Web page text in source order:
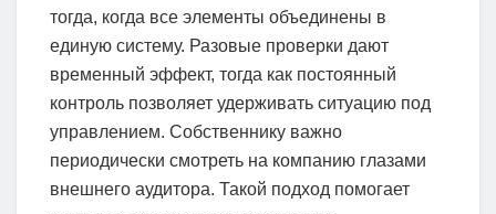
тогда, когда все элементы объединены в
единую систему. Разовые проверки дают
временный эффект, тогда как постоянный
контроль позволяет удерживать ситуацию под
управлением. Собственнику важно
периодически смотреть на компанию глазами
внешнего аудитора. Такой подход помогает